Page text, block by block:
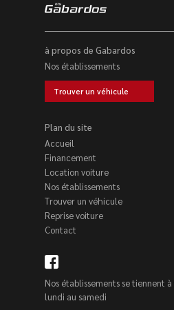
à propos de Gabardos
Nos établissements
Trouver un véhicule
Plan du site
Accueil
Financement
Location voiture
Nos établissements
Trouver un véhicule
Reprise voiture
Contact
Nos établissements se tiennent
lundi au samedi